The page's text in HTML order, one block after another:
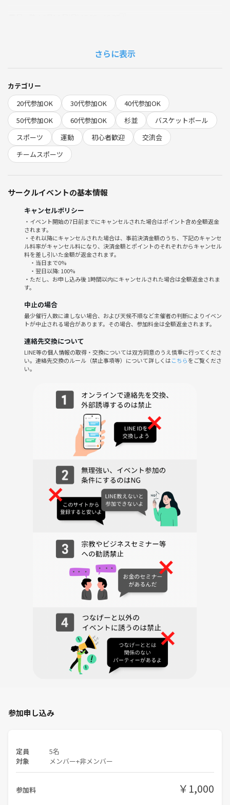
◼️持ち物：動きやすい服装、ボール（あればOK）
・集合／受付
・ストレッチ／軽い練習
・チーム分け
・ゲーム
・解散
年齢・性別問わず参加OK🔰
お一人でも、お友達と一緒でも大歓迎です！
少しでも気になった方は、お気軽にご連絡ください
さらに表示
カテゴリー
20代参加OK
30代参加OK
40代参加OK
50代参加OK
60代参加OK 杉並
バスケットボール
スポーツ
運動 初心者歓迎
交流会
チームスポーツ
サークルイベントの基本情報
キャンセルポリシー
・イベント開始の7日前までにキャンセルされた場合はポイント含め全額返金
されます。
・それ以降にキャンセルされた場合は、事前決済金額のうち、下記のキャンセ
ル料率がキャンセル料になり、決済金額とポイントのそれぞれからキャンセル
料を差し引いた金額が返金されます。
・当日まで0%
・翌日以降: 100%
・ただし、お申し込み後 1時間以内にキャンセルされた場合は全額返金されま
す。
中止の場合
最少催行人数に達しない場合、および天候不順など主催者の判断によりイベン
トが中止される場合があります。その場合、参加料金は全額返金されます。
連絡先交換について
LINE等の個人情報の取得・交換については双方同意のうえ慎重に行ってくださ
い。連絡先交換のルール（禁止事項等）について詳しくはこちらをご覧くださ
い。
参加申し込み
定員 5名
対象 メンバー+非メンバー
参加料 ￥1,000